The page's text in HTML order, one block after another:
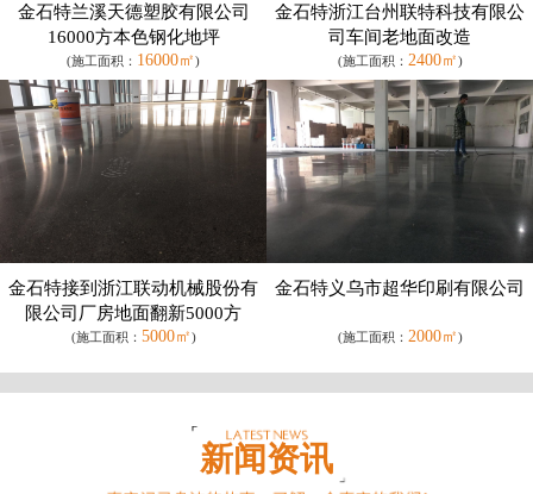
金石特兰溪天德塑胶有限公司
16000方本色钢化地坪
(施工面积： 16000㎡)
金石特浙江台州联特科技有限公
司车间老地面改造
(施工面积： 2400㎡)
金石特接到浙江联动机械股份有
限公司厂房地面翻新5000方
(施工面积： 5000㎡)
金石特义乌市超华印刷有限公司
(施工面积： 2000㎡)
新闻资讯